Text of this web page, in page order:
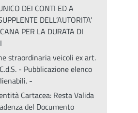
DEI CONTI ED A
DELL’AUTORITA’
PER LA DURATA DI
straordinaria veicoli ex art.
- Pubblicazione elenco
-
Cartacea: Resta Valida
del Documento